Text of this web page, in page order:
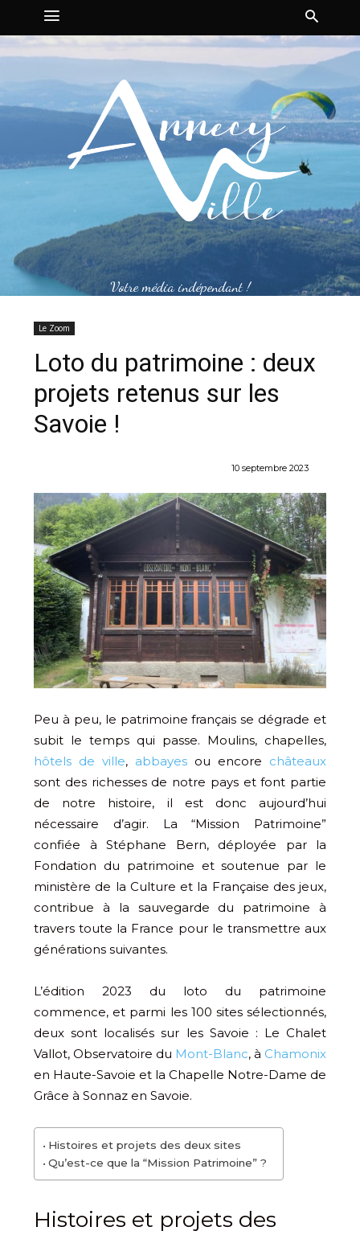
Votre média indépendant !
Le Zoom
Loto du patrimoine : deux
projets retenus sur les
Savoie !
10 septembre 2023
Peu à peu, le patrimoine français se dégrade et
subit le temps qui passe. Moulins, chapelles,
hôtels de ville, abbayes ou encore châteaux
sont des richesses de notre pays et font partie
de notre histoire, il est donc aujourd’hui
nécessaire d’agir. La “Mission Patrimoine”
confiée à Stéphane Bern, déployée par la
Fondation du patrimoine et soutenue par le
ministère de la Culture et la Française des jeux,
contribue à la sauvegarde du patrimoine à
travers toute la France pour le transmettre aux
générations suivantes.
L’édition 2023 du loto du patrimoine
commence, et parmi les 100 sites sélectionnés,
deux sont localisés sur les Savoie : Le Chalet
Vallot, Observatoire du Mont-Blanc, à Chamonix
en Haute-Savoie et la Chapelle Notre-Dame de
Grâce à Sonnaz en Savoie.
Histoires et projets des deux sites
Qu’est-ce que la “Mission Patrimoine” ?
Histoires et projets des